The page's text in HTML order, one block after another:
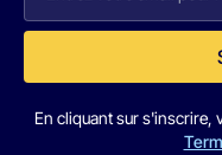
En cliquant sur s'inscrire,